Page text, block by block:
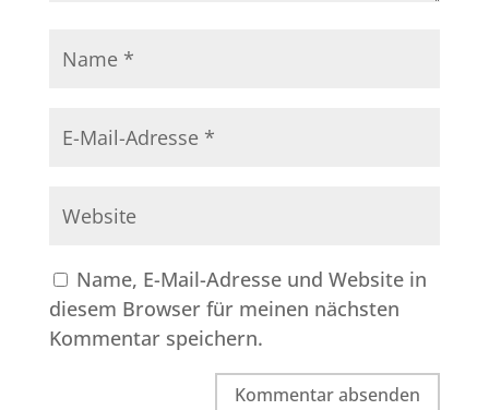
Name, E-Mail-Adresse und Website in
diesem Browser für meinen nächsten
Kommentar speichern.